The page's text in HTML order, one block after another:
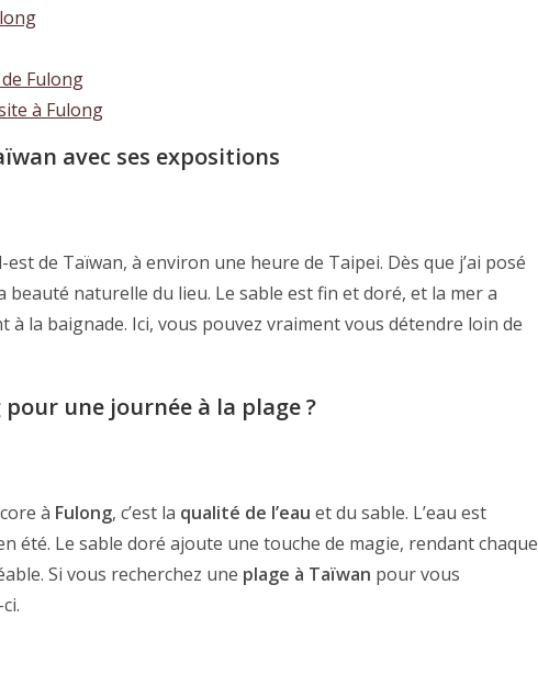
Fulong
à Fulong
avec ses expositions
de Taïwan, à environ une heure de Taipei. Dès que j’ai posé
beauté naturelle du lieu. Le sable est fin et doré, et la mer a
la baignade. Ici, vous pouvez vraiment vous détendre loin de
une journée à la plage ?
à Fulong, c’est la qualité de l’eau et du sable. L’eau est
été. Le sable doré ajoute une touche de magie, rendant chaque
Si vous recherchez une plage à Taïwan pour vous